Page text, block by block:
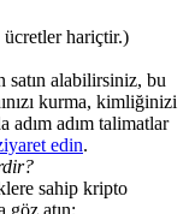
hariçtir.)
satın alabilirsiniz, bu
kurma, kimliğinizi
adım adım talimatlar
edin.
sahip kripto
göz atın: